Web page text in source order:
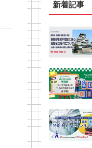
新着記事